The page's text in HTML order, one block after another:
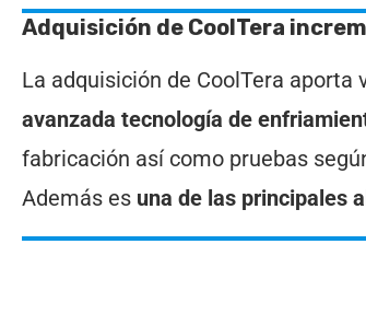
Adquisición de CoolTera
La adquisición de CoolTera
avanzada tecnología de
fabricación así como pruebas
Además es una de las principales